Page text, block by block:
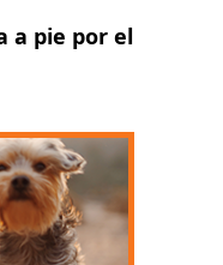
a pie por el